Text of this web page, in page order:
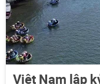
Việt Nam lập